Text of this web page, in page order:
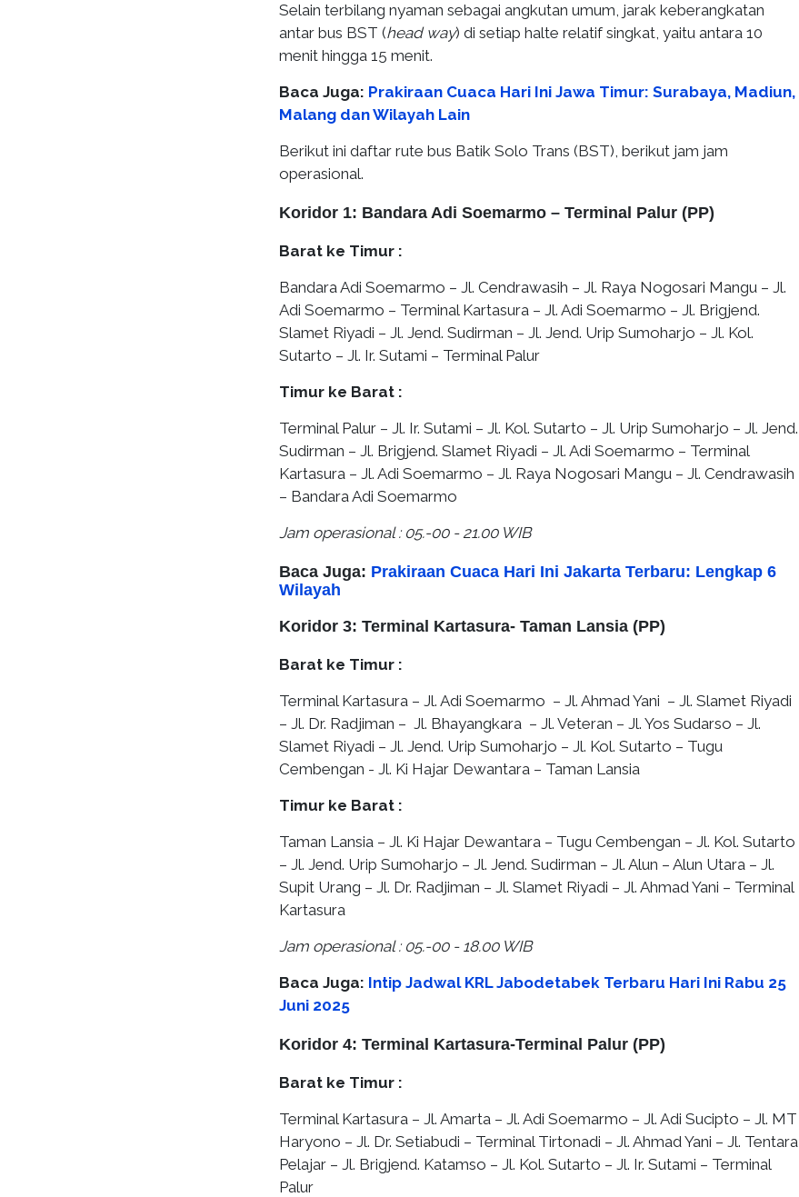
Selain terbilang nyaman sebagai angkutan umum, jarak keberangkatan
antar bus BST (head way) di setiap halte relatif singkat, yaitu antara 10
menit hingga 15 menit.
Baca Juga: Prakiraan Cuaca Hari Ini Jawa Timur: Surabaya, Madiun,
Malang dan Wilayah Lain
Berikut ini daftar rute bus Batik Solo Trans (BST), berikut jam jam
operasional.
Koridor 1: Bandara Adi Soemarmo – Terminal Palur (PP)
Barat ke Timur :
Bandara Adi Soemarmo – Jl. Cendrawasih – Jl. Raya Nogosari Mangu – Jl.
Adi Soemarmo – Terminal Kartasura – Jl. Adi Soemarmo – Jl. Brigjend.
Slamet Riyadi – Jl. Jend. Sudirman – Jl. Jend. Urip Sumoharjo – Jl. Kol.
Sutarto – Jl. Ir. Sutami – Terminal Palur
Timur ke Barat :
Terminal Palur – Jl. Ir. Sutami – Jl. Kol. Sutarto – Jl. Urip Sumoharjo – Jl. Jend.
Sudirman – Jl. Brigjend. Slamet Riyadi – Jl. Adi Soemarmo – Terminal
Kartasura – Jl. Adi Soemarmo – Jl. Raya Nogosari Mangu – Jl. Cendrawasih
– Bandara Adi Soemarmo
Jam operasional : 05.-00 - 21.00 WIB
Baca Juga: Prakiraan Cuaca Hari Ini Jakarta Terbaru: Lengkap 6
Wilayah
Koridor 3: Terminal Kartasura- Taman Lansia (PP)
Barat ke Timur :
Terminal Kartasura – Jl. Adi Soemarmo – Jl. Ahmad Yani – Jl. Slamet Riyadi
– Jl. Dr. Radjiman – Jl. Bhayangkara – Jl. Veteran – Jl. Yos Sudarso – Jl.
Slamet Riyadi – Jl. Jend. Urip Sumoharjo – Jl. Kol. Sutarto – Tugu
Cembengan - Jl. Ki Hajar Dewantara – Taman Lansia
Timur ke Barat :
Taman Lansia – Jl. Ki Hajar Dewantara – Tugu Cembengan – Jl. Kol. Sutarto
– Jl. Jend. Urip Sumoharjo – Jl. Jend. Sudirman – Jl. Alun – Alun Utara – Jl.
Supit Urang – Jl. Dr. Radjiman – Jl. Slamet Riyadi – Jl. Ahmad Yani – Terminal
Kartasura
Jam operasional : 05.-00 - 18.00 WIB
Baca Juga: Intip Jadwal KRL Jabodetabek Terbaru Hari Ini Rabu 25
Juni 2025
Koridor 4: Terminal Kartasura-Terminal Palur (PP)
Barat ke Timur :
Terminal Kartasura – Jl. Amarta – Jl. Adi Soemarmo – Jl. Adi Sucipto – Jl. MT
Haryono – Jl. Dr. Setiabudi – Terminal Tirtonadi – Jl. Ahmad Yani – Jl. Tentara
Pelajar – Jl. Brigjend. Katamso – Jl. Kol. Sutarto – Jl. Ir. Sutami – Terminal
Palur